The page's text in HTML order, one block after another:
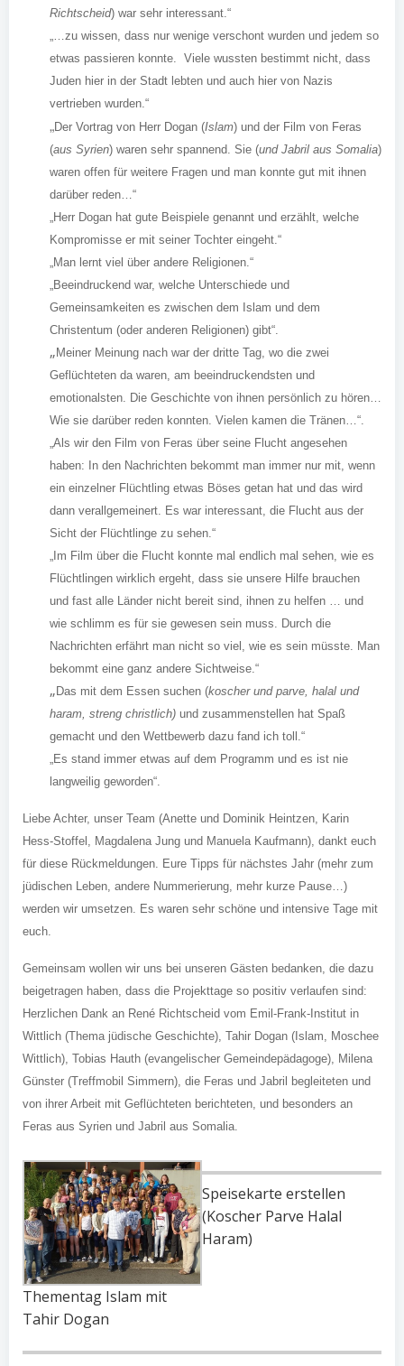
Richtscheid) war sehr interessant.“
„…zu wissen, dass nur wenige verschont wurden und jedem so
etwas passieren konnte. Viele wussten bestimmt nicht, dass
Juden hier in der Stadt lebten und auch hier von Nazis
vertrieben wurden.“
„Der Vortrag von Herr Dogan (Islam) und der Film von Feras
(aus Syrien) waren sehr spannend. Sie (und Jabril aus Somalia)
waren offen für weitere Fragen und man konnte gut mit ihnen
darüber reden…“
„Herr Dogan hat gute Beispiele genannt und erzählt, welche
Kompromisse er mit seiner Tochter eingeht.“
„Man lernt viel über andere Religionen.“
„Beeindruckend war, welche Unterschiede und
Gemeinsamkeiten es zwischen dem Islam und dem
Christentum (oder anderen Religionen) gibt“.
„ Meiner Meinung nach war der dritte Tag, wo die zwei
Geflüchteten da waren, am beeindruckendsten und
emotionalsten. Die Geschichte von ihnen persönlich zu hören…
Wie sie darüber reden konnten. Vielen kamen die Tränen…“.
„Als wir den Film von Feras über seine Flucht angesehen
haben: In den Nachrichten bekommt man immer nur mit, wenn
ein einzelner Flüchtling etwas Böses getan hat und das wird
dann verallgemeinert. Es war interessant, die Flucht aus der
Sicht der Flüchtlinge zu sehen.“
„Im Film über die Flucht konnte mal endlich mal sehen, wie es
Flüchtlingen wirklich ergeht, dass sie unsere Hilfe brauchen
und fast alle Länder nicht bereit sind, ihnen zu helfen … und
wie schlimm es für sie gewesen sein muss. Durch die
Nachrichten erfährt man nicht so viel, wie es sein müsste. Man
bekommt eine ganz andere Sichtweise.“
„ Das mit dem Essen suchen (koscher und parve, halal und
haram, streng christlich) und zusammenstellen hat Spaß
gemacht und den Wettbewerb dazu fand ich toll.“
„Es stand immer etwas auf dem Programm und es ist nie
langweilig geworden“.
Liebe Achter, unser Team (Anette und Dominik Heintzen, Karin
Hess-Stoffel, Magdalena Jung und Manuela Kaufmann), dankt euch
für diese Rückmeldungen. Eure Tipps für nächstes Jahr (mehr zum
jüdischen Leben, andere Nummerierung, mehr kurze Pause…)
werden wir umsetzen. Es waren sehr schöne und intensive Tage mit
euch.
Gemeinsam wollen wir uns bei unseren Gästen bedanken, die dazu
beigetragen haben, dass die Projekttage so positiv verlaufen sind:
Herzlichen Dank an René Richtscheid vom Emil-Frank-Institut in
Wittlich (Thema jüdische Geschichte), Tahir Dogan (Islam, Moschee
Wittlich), Tobias Hauth (evangelischer Gemeindepädagoge), Milena
Günster (Treffmobil Simmern), die Feras und Jabril begleiteten und
von ihrer Arbeit mit Geflüchteten berichteten, und besonders an
Feras aus Syrien und Jabril aus Somalia.
Thementag Islam mit
Tahir Dogan
Speisekarte erstellen
(Koscher Parve Halal
Haram)